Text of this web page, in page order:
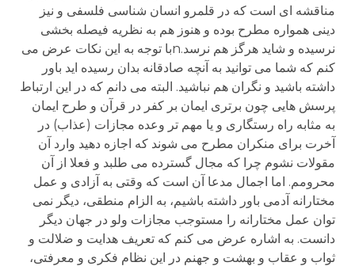
مناقشه ای است که در قلمرو انسان شناسی فلسفی و نیز
دینی همواره مطرح بوده و هنوز هم به نظریه فیصله بخشی
نرسیده و شاید هرگز هم نرسد.nبا توجه به این نکات عرض می
کنم که شما می توانید به آنچه صادقانه بدان رسیده اید باور
داشته باشید و نگران هم نباشید. البته می دانم که در این ارتباط
پرسش هایی چون برتری ایمان بر کفر در قرآن و طرح ایمان
به مثابه راه رستگاری و یا مهم تر وعده مجازات (عذاب) در
آخرت برای منکران مطرح می شوند که اجازه دهید وارد آن
مقولات نشوم چرا که مجال گسترده می طلبد و فعلا از آن
محرومم. اما اجمال مدعا آن است که وقتی به آزادی و عمل
مختارانه آدمی باور داشته باشیم، به الزام منطقی، دیگر نمی
توان عمل مختارانه را مستوجب مجازات ولو در جهان دیگر
دانست. به اشاره عرض می کنم که تعریف هدایت و ضلالت و
ثواب و عقاب و بهشت و جهنم در این نظام فکری و معرفتی،